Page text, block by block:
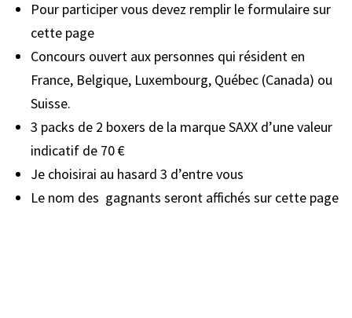
Pour participer vous devez remplir le formulaire sur
cette page
Concours ouvert aux personnes qui résident en
France, Belgique, Luxembourg, Québec (Canada) ou
Suisse.
3 packs de 2 boxers de la marque SAXX d’une valeur
indicatif de 70 €
Je choisirai au hasard 3 d’entre vous
Le nom des gagnants seront affichés sur cette page